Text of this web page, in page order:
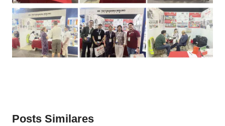
Posts Similares